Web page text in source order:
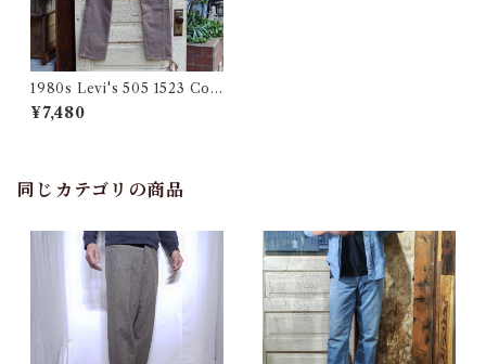
1980s Levi's 505 1523 Cor
duroy Pants くるみ色 / リー
バイス コーデュロイ パンツ ス
¥7,480
同じカテゴリの商品